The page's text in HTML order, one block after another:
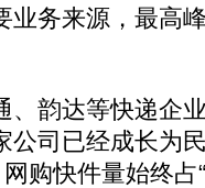
业务来源，最高
韵达等快递企
公司已经成长为
购快件量始终占